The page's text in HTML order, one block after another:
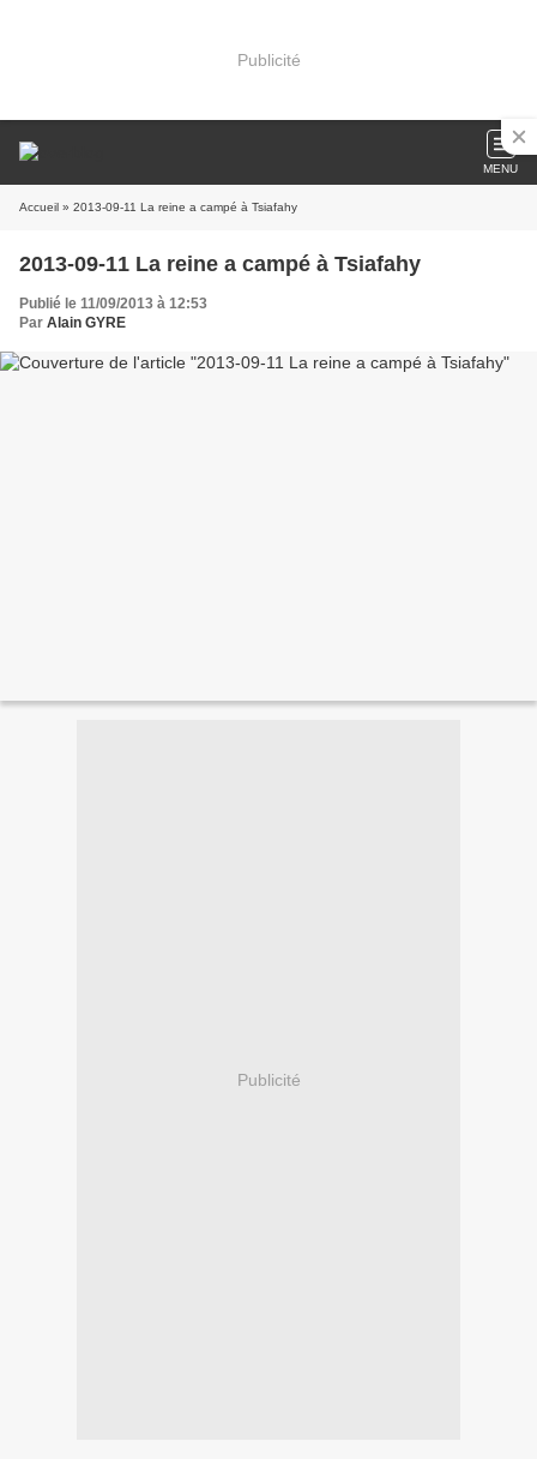
Publicité
MENU
Accueil » 2013-09-11 La reine a campé à Tsiafahy
2013-09-11 La reine a campé à Tsiafahy
Publié le 11/09/2013 à 12:53
Par Alain GYRE
Publicité